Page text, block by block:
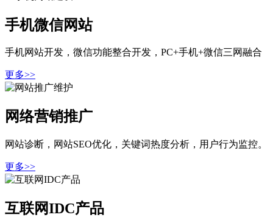
手机微信网站
手机网站开发，微信功能整合开发，PC+手机+微信三网融合
更多>>
网络营销推广
网站诊断，网站SEO优化，关键词热度分析，用户行为监控。
更多>>
互联网IDC产品